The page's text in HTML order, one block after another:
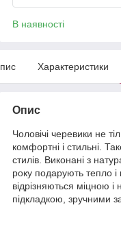
В наявності
Характеристики
Опис
Чоловічі черевики не
комфортні і стильні.
стилів. Виконані з
року подарують тепло
відрізняються міцною
підкладкою, зручними